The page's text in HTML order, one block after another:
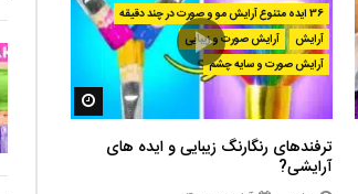
مشاهده بعدا
36 ایده متنوع آرایش مو و صورت در چند دقیقه
آرایش
آرایش صورت و زیبایی
آرایش صورت و سایه چشم
مشاهده بعدا
ترفندهای رنگارنگ زیبایی و ایده های
آرایشی?